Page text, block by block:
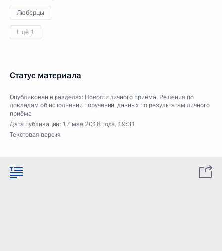
Люберцы
Ещё 1
Статус материала
Опубликован в разделах: Новости личного приёма, Решения по
докладам об исполнении поручений, данных по результатам личного
приёма
Дата публикации: 17 мая 2018 года, 19:31
Текстовая версия